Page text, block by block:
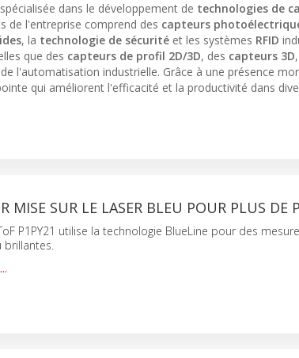
dans le développement de technologies de
de l'entreprise comprend des capteurs
, la technologie de sécurité et les systèmes RFID
que des capteurs de profil 2D/3D, des capteurs 3D
l'automatisation industrielle. Grâce à une présence
qui améliorent l'efficacité et la productivité dans
MISE SUR LE LASER BLEU POUR PLUS DE
P1PY21 utilise la technologie BlueLine pour des
brillantes.